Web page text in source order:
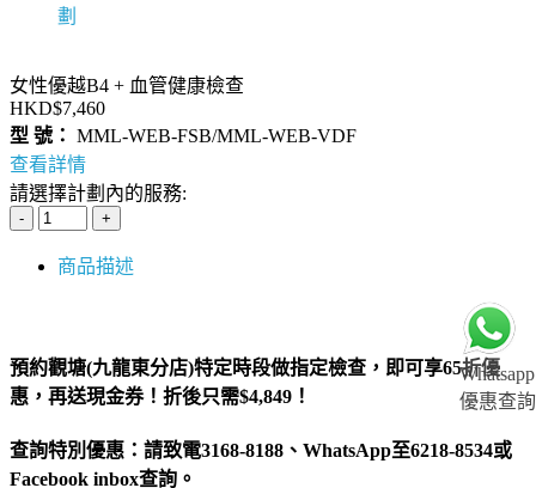
Whatsapp
優惠查詢
劃
女性優越B4 + 血管健康檢查
HKD$7,460
型 號： MML-WEB-FSB/MML-WEB-VDF
查看詳情
請選擇計劃內的服務:
商品描述
預約觀塘(九龍東分店)特定時段做指定檢查，即可享65折優
惠，再送現金券！折後只需$4,849！
查詢特別優惠： 請致電3168-8188、WhatsApp至6218-8534或
Facebook inbox查詢。